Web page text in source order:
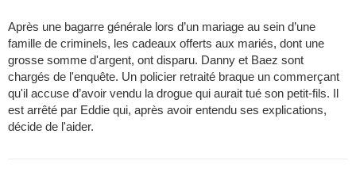
Après une bagarre générale lors d’un mariage au sein d’une
famille de criminels, les cadeaux offerts aux mariés, dont une
grosse somme d'argent, ont disparu. Danny et Baez sont
chargés de l'enquête. Un policier retraité braque un commerçant
qu'il accuse d’avoir vendu la drogue qui aurait tué son petit-fils. Il
est arrêté par Eddie qui, après avoir entendu ses explications,
décide de l'aider.